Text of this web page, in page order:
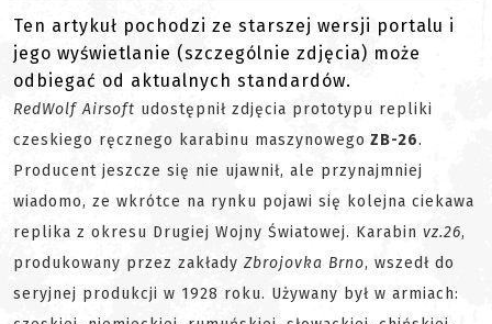
Ten artykuł pochodzi ze starszej wersji portalu i
jego wyświetlanie (szczególnie zdjęcia) może
odbiegać od aktualnych standardów.
RedWolf Airsoft udostępnił zdjęcia prototypu repliki
czeskiego ręcznego karabinu maszynowego ZB-26.
Producent jeszcze się nie ujawnił, ale przynajmniej
wiadomo, ze wkrótce na rynku pojawi się kolejna ciekawa
replika z okresu Drugiej Wojny Światowej. Karabin vz.26,
produkowany przez zakłady Zbrojovka Brno, wszedł do
seryjnej produkcji w 1928 roku. Używany był w armiach: